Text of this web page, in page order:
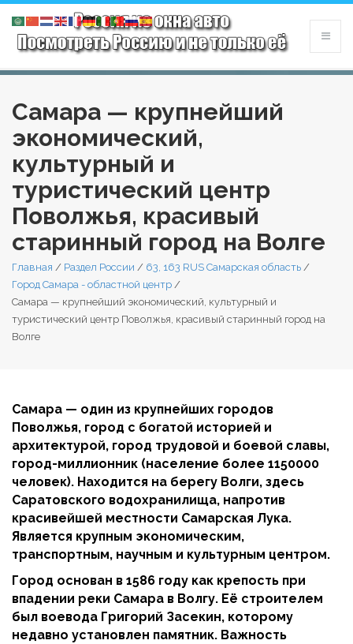
Самара — крупнейший
экономический,
культурный и
туристический центр
Поволжья, красивый
старинный город на Волге
Главная / Раздел России / 63, 163 RUS Самарская область /
Город Самара - областной центр /
Самара — крупнейший экономический, культурный и
туристический центр Поволжья, красивый старинный город на
Волге
Самара — один из крупнейших городов
Поволжья, город с богатой историей и
архитектурой, город трудовой и боевой славы,
город-миллионник (население более 1150000
человек). Находится на берегу Волги, здесь
Саратовского водохранилища, напротив
красивейшей местности Самарская Лука.
Является крупным экономическим,
транспортным, научным и культурным центром.
Город основан в 1586 году как крепость при
впадении реки Самара в Волгу. Её строителем
был воевода Григорий Засекин, которому
недавно установлен памятник. Важность